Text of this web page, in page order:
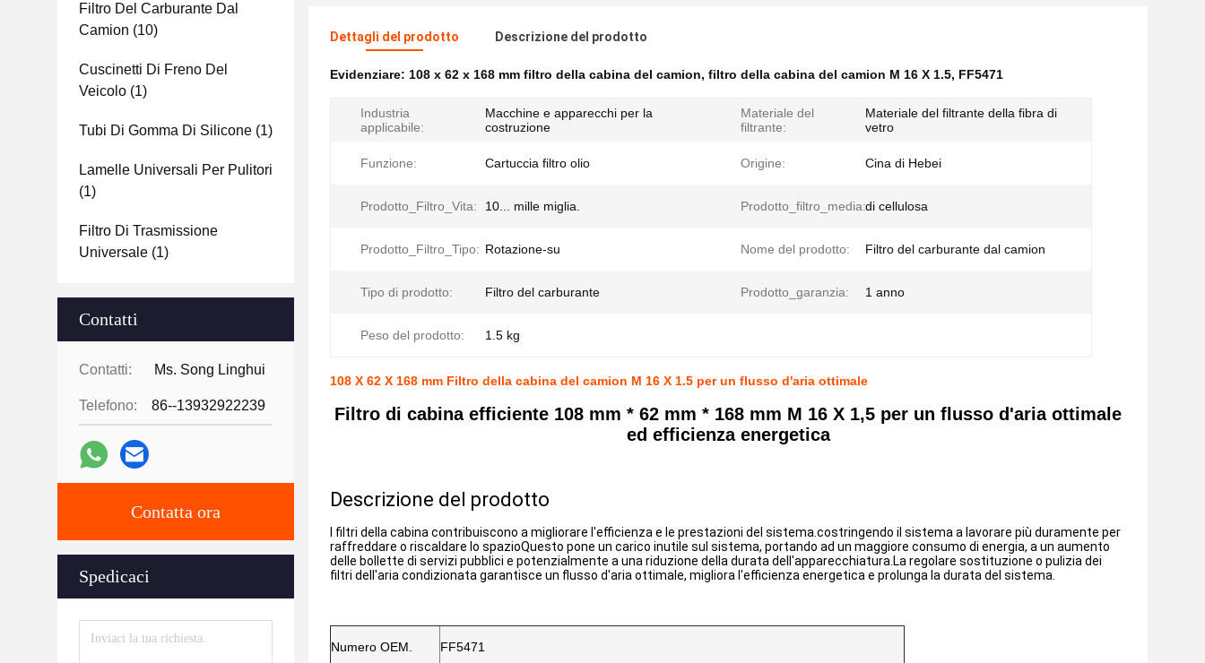
Filtro Del Carburante Dal
Camion (10)
Cuscinetti Di Freno Del
Veicolo (1)
Tubi Di Gomma Di Silicone (1)
Lamelle Universali Per Pulitori
(1)
Filtro Di Trasmissione
Universale (1)
Contatti
Contatti: Ms. Song Linghui
Telefono: 86--13932922239
Contatta ora
Spedicaci
Dettagli del prodotto Descrizione del prodotto
Evidenziare: 108 x 62 x 168 mm filtro della cabina del camion, filtro della cabina del camion M 16 X 1.5, FF5471
Industria
applicabile:
Macchine e apparecchi per la
costruzione
Materiale del
filtrante:
Materiale del filtrante della fibra di
vetro
Funzione: Cartuccia filtro olio Origine: Cina di Hebei
Prodotto_Filtro_Vita: 10... mille miglia. Prodotto_filtro_media:di cellulosa
Prodotto_Filtro_Tipo: Rotazione-su Nome del prodotto: Filtro del carburante dal camion
Tipo di prodotto: Filtro del carburante Prodotto_garanzia: 1 anno
Peso del prodotto: 1.5 kg
108 X 62 X 168 mm Filtro della cabina del camion M 16 X 1.5 per un flusso d'aria ottimale
Filtro di cabina efficiente 108 mm * 62 mm * 168 mm M 16 X 1,5 per un flusso d'aria ottimale
ed efficienza energetica
Descrizione del prodotto
I filtri della cabina contribuiscono a migliorare l'efficienza e le prestazioni del sistema.costringendo il sistema a lavorare più duramente per
raffreddare o riscaldare lo spazioQuesto pone un carico inutile sul sistema, portando ad un maggiore consumo di energia, a un aumento
delle bollette di servizi pubblici e potenzialmente a una riduzione della durata dell'apparecchiatura.La regolare sostituzione o pulizia dei
filtri dell'aria condizionata garantisce un flusso d'aria ottimale, migliora l'efficienza energetica e prolunga la durata del sistema.
Numero OEM. FF5471